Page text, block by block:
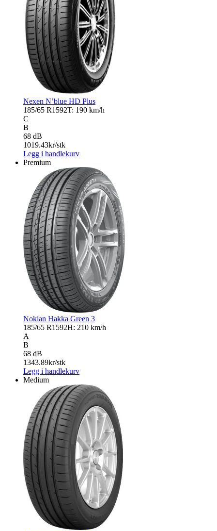
Nexen N’blue HD Plus
185/65 R1592T: 190 km/h
C
B
68 dB
1019.43kr/stk
Legg i handlekurv
Premium
Nokian Hakka Green 3
185/65 R1592H: 210 km/h
A
B
68 dB
1343.89kr/stk
Legg i handlekurv
Medium